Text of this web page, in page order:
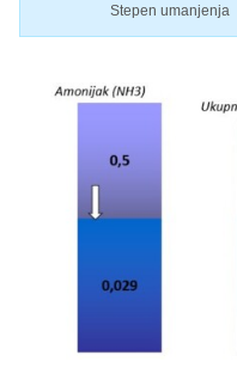
Stepen umanjenja